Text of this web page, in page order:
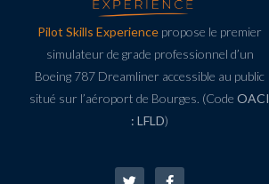
Pilot Skills Experience propose le premier
simulateur de grade professionnel d’un
Boeing 787 Dreamliner accessible au public
situé sur l’aéroport de Bourges. (Code OACI
: LFLD)